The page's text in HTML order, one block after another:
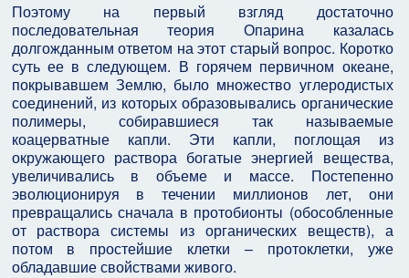
Поэтому на первый взгляд достаточно
последовательная теория Опарина казалась
долгожданным ответом на этот старый вопрос. Коротко
суть ее в следующем. В горячем первичном океане,
покрывавшем Землю, было множество углеродистых
соединений, из которых образовывались органические
полимеры, собиравшиеся так называемые
коацерватные капли. Эти капли, поглощая из
окружающего раствора богатые энергией вещества,
увеличивались в объеме и массе. Постепенно
эволюционируя в течении миллионов лет, они
превращались сначала в протобионты (обособленные
от раствора системы из органических веществ), а
потом в простейшие клетки – протоклетки, уже
обладавшие свойствами живого.